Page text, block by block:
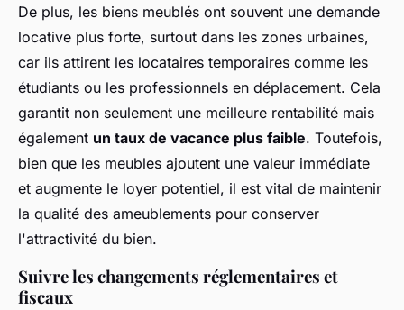
De plus, les biens meublés ont souvent une demande
locative plus forte, surtout dans les zones urbaines,
car ils attirent les locataires temporaires comme les
étudiants ou les professionnels en déplacement. Cela
garantit non seulement une meilleure rentabilité mais
également un taux de vacance plus faible. Toutefois,
bien que les meubles ajoutent une valeur immédiate
et augmente le loyer potentiel, il est vital de maintenir
la qualité des ameublements pour conserver
l'attractivité du bien.
Suivre les changements réglementaires et
fiscaux